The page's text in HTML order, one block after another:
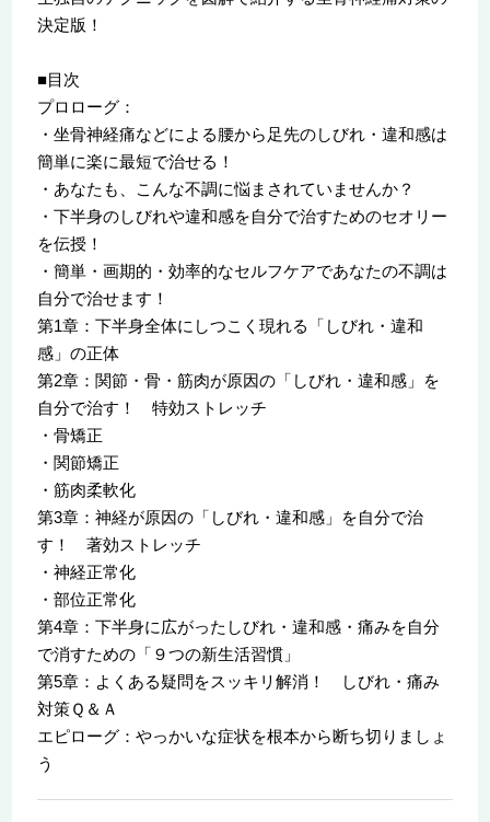
決定版！
■目次
プロローグ：
・坐骨神経痛などによる腰から足先のしびれ・違和感は
簡単に楽に最短で治せる！
・あなたも、こんな不調に悩まされていませんか？
・下半身のしびれや違和感を自分で治すためのセオリー
を伝授！
・簡単・画期的・効率的なセルフケアであなたの不調は
自分で治せます！
第1章：下半身全体にしつこく現れる「しびれ・違和
感」の正体
第2章：関節・骨・筋肉が原因の「しびれ・違和感」を
自分で治す！ 特効ストレッチ
・骨矯正
・関節矯正
・筋肉柔軟化
第3章：神経が原因の「しびれ・違和感」を自分で治
す！ 著効ストレッチ
・神経正常化
・部位正常化
第4章：下半身に広がったしびれ・違和感・痛みを自分
で消すための「９つの新生活習慣」
第5章：よくある疑問をスッキリ解消！ しびれ・痛み
対策Ｑ＆Ａ
エピローグ：やっかいな症状を根本から断ち切りましょ
う